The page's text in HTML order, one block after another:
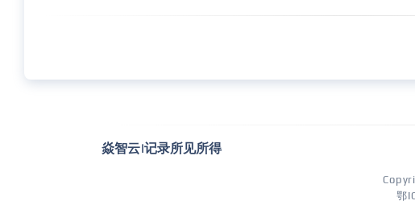
焱智云|记录所见所得
鄂